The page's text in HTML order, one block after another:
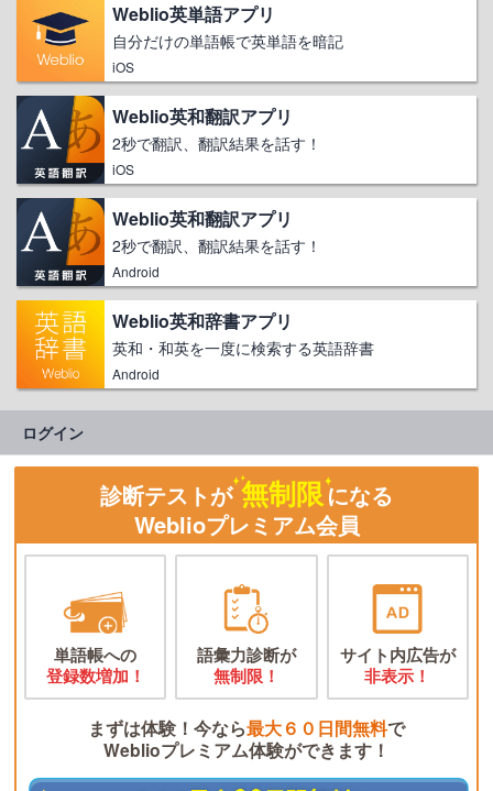
Weblio英単語アプリ
自分だけの単語帳で英単語を暗記
iOS
Weblio英和翻訳アプリ
2秒で翻訳、翻訳結果を話す！
iOS
Weblio英和翻訳アプリ
2秒で翻訳、翻訳結果を話す！
Android
Weblio英和辞書アプリ
英和・和英を一度に検索する英語辞書
Android
ログイン
診断テストが 無制限になる
Weblioプレミアム会員
単語帳への
登録数増加！
語彙力診断が
無制限！
サイト内広告が
非表示！
まずは体験！今なら最大６０日間無料で
Weblioプレミアム体験ができます！